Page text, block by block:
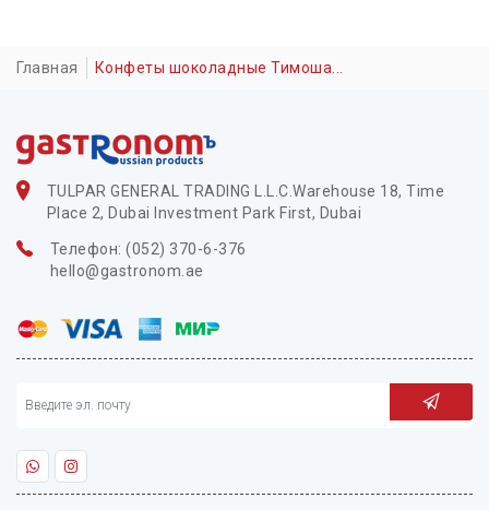
Главная Конфеты шоколадные Тимоша...
TULPAR GENERAL TRADING L.L.C.Warehouse 18, Time
Place 2, Dubai Investment Park First, Dubai
Телефон: (052) 370-6-376
hello@gastronom.ae